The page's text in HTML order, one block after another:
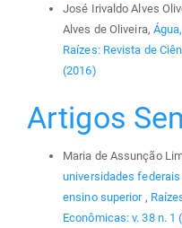
José Irivaldo Alves
Alves de Oliveira,
Raízes: Revista de
(2016)
Artigos
Maria de Assunção
universidades
ensino superior ,
Econômicas: v. 38 n. 1